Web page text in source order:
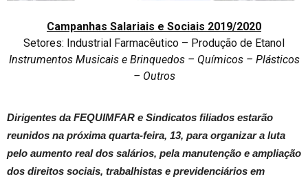
Campanhas Salariais e Sociais 2019/2020
Setores: Industrial Farmacêutico – Produção de Etanol
Instrumentos Musicais e Brinquedos – Químicos – Plásticos
– Outros
Dirigentes da FEQUIMFAR e Sindicatos filiados estarão
reunidos na próxima quarta-feira, 13, para organizar a luta
pelo aumento real dos salários, pela manutenção e ampliação
dos direitos sociais, trabalhistas e previdenciários em